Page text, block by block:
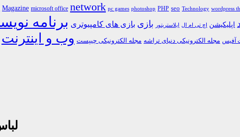
Magazine microsoft office network pc games photoshop PHP seo Technology wordpress
اپلیکیشن اچ تی ام ال ایلاستریتور بازی بازی های کامپیوتری برنامه
آفیس مجله الکترونیکی دنیای تراشه مجله الکترونیکی چیپست وب و اینترنت